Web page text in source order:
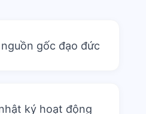
gốc đạo đức
ký hoạt động